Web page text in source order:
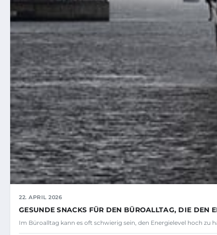
22. APRIL 2026
GESUNDE SNACKS FÜR DEN BÜROALLTAG, DIE DEN
Im Büroalltag kann es oft schwierig sein, den Energielevel hoch zu